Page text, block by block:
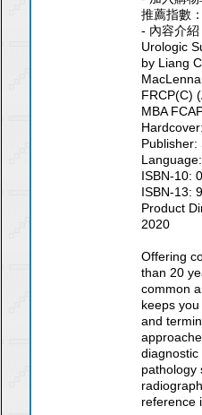
推薦指數
- 內容介紹
Urologic
by Liang
FRCP(C)
MBA
Publisher:
ISBN-10:
ISBN-13:
Product
2020
Offering
than 20
common
keeps
and
diagnostic
pathology
reference